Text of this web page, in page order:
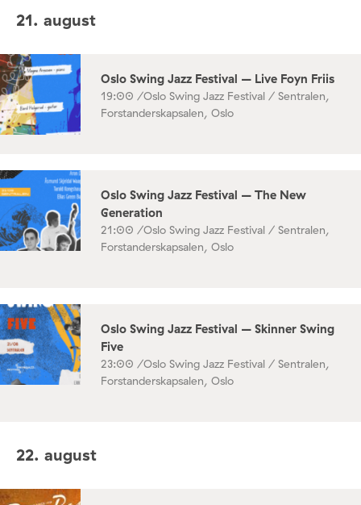
21. august
Oslo Swing Jazz Festival – Live Foyn Friis
19:00 /Oslo Swing Jazz Festival / Sentralen,
Forstanderskapsalen, Oslo
Oslo Swing Jazz Festival – The New
Generation
21:00 /Oslo Swing Jazz Festival / Sentralen,
Forstanderskapsalen, Oslo
Oslo Swing Jazz Festival – Skinner Swing
Five
23:00 /Oslo Swing Jazz Festival / Sentralen,
Forstanderskapsalen, Oslo
22. august